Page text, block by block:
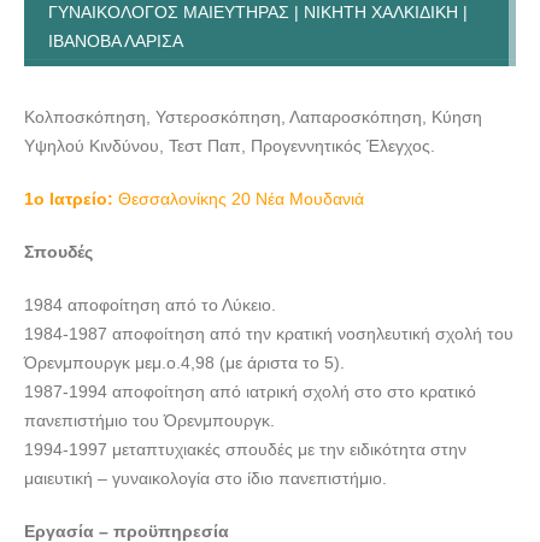
ΓΥΝΑΙΚΟΛΟΓΟΣ ΜΑΙΕΥΤΗΡΑΣ | ΝΙΚΗΤΗ ΧΑΛΚΙΔΙΚΗ |
ΙΒΑΝΟΒΑ ΛΑΡΙΣΑ
ΙΒΑΝΟΒΑ ΛΑΡΙΣΑ
ΓΥΝΑΙΚΟΛΟΓΟΣ ΜΑΙΕΥΤΗΡΑΣ | ΝΙΚΗΤΗ ΧΑΛΚΙΔΙΚΗ |
ΓΥΝΑΙΚΟΛΟΓΟΣ ΜΑΙΕΥΤΗΡΑΣ | ΝΙΚΗΤΗ ΧΑΛΚΙΔΙΚΗ |
ΙΒΑΝΟΒΑ ΛΑΡΙΣΑ
ΓΥΝΑΙΚΟΛΟΓΟΣ ΜΑΙΕΥΤΗΡΑΣ | ΝΙΚΗΤΗ ΧΑΛΚΙΔΙΚΗ |
ΙΒΑΝΟΒΑ ΛΑΡΙΣΑ
Κολποσκόπηση, Υστεροσκόπηση, Λαπαροσκόπηση, Κύηση
Υψηλού Κινδύνου, Τεστ Παπ, Προγεννητικός Έλεγχος.
1o Ιατρείο: Θεσσαλονίκης 20 Νέα Μουδανιά
Σπουδές
1984 αποφοίτηση από το Λύκειο.
1984-1987 αποφοίτηση από την κρατική νοσηλευτική σχολή του
Όρενμπουργκ μεμ.ο.4,98 (με άριστα το 5).
1987-1994 αποφοίτηση από ιατρική σχολή στο στο κρατικό
πανεπιστήμιο του Όρενμπουργκ.
1994-1997 μεταπτυχιακές σπουδές με την ειδικότητα στην
μαιευτική – γυναικολογία στο ίδιο πανεπιστήμιο.
Εργασία – προϋπηρεσία